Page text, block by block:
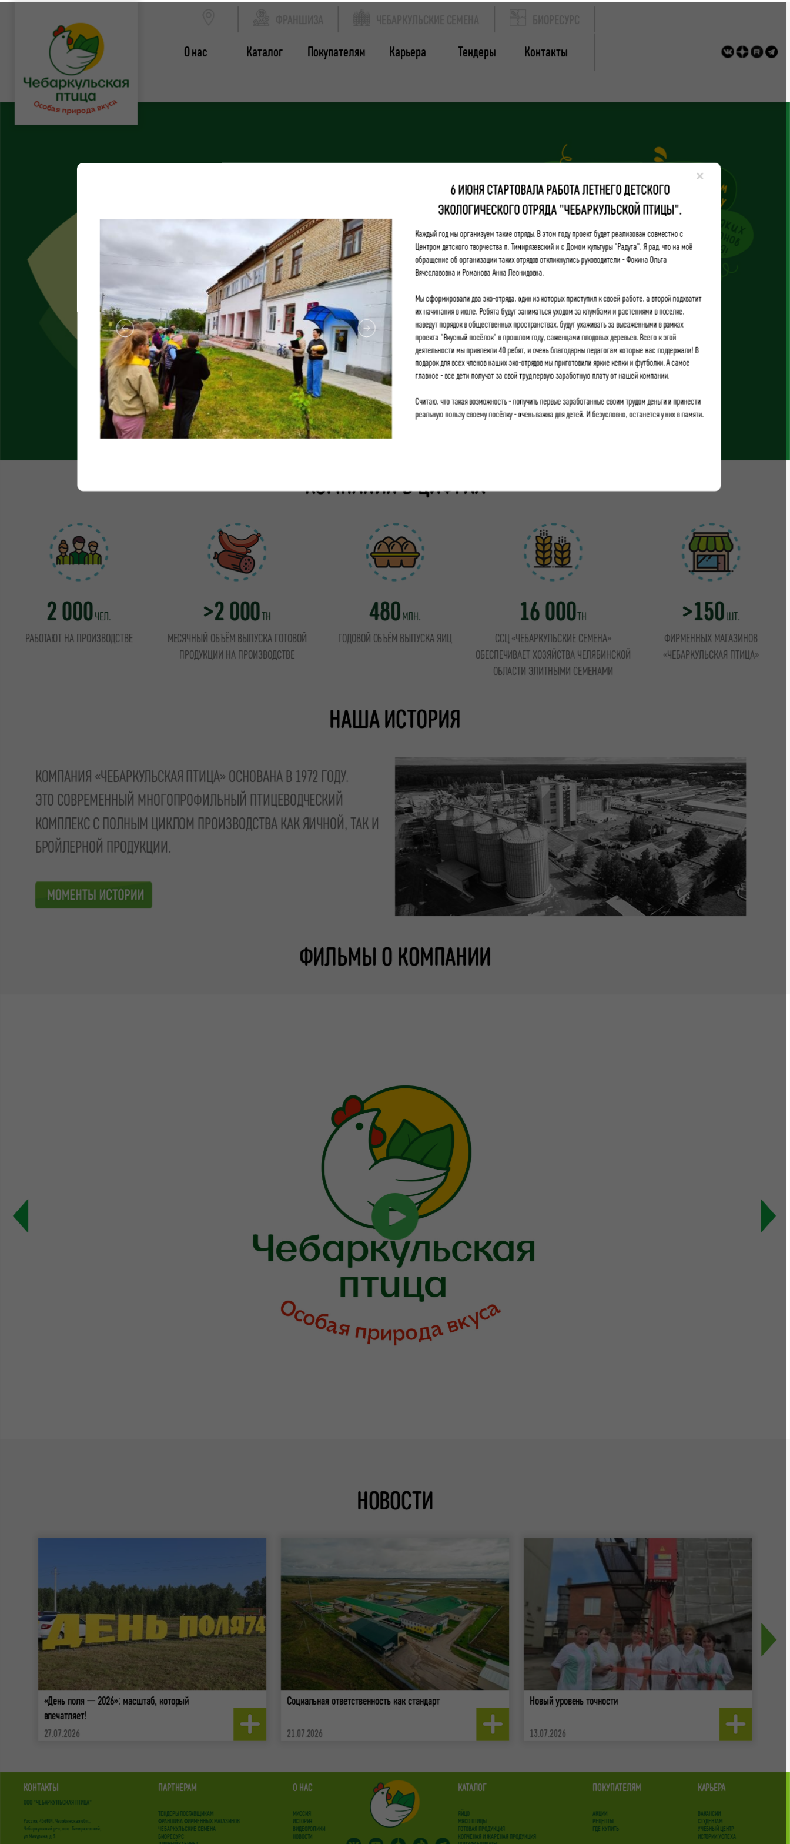
О нас Каталог Покупателям Карьера Тендеры Контакты
КОМПАНИЯ В ЦИФРАХ
2 000ЧЕЛ.
РАБОТАЮТ НА ПРОИЗВОДСТВЕ
>2 000ТН
МЕСЯЧНЫЙ ОБЪЁМ ВЫПУСКА ГОТОВОЙ
ПРОДУКЦИИ НА ПРОИЗВОДСТВЕ
480МЛН.
ГОДОВОЙ ОБЪЁМ ВЫПУСКА ЯИЦ
16 000ТН
ССЦ «ЧЕБАРКУЛЬСКИЕ СЕМЕНА»
ОБЕСПЕЧИВАЕТ ХОЗЯЙСТВА ЧЕЛЯБИНСКОЙ
ОБЛАСТИ ЭЛИТНЫМИ СЕМЕНАМИ
>150ШТ.
ФИРМЕННЫХ МАГАЗИНОВ
«ЧЕБАРКУЛЬСКАЯ ПТИЦА»
НАША ИСТОРИЯ
КОМПАНИЯ «ЧЕБАРКУЛЬСКАЯ ПТИЦА» ОСНОВАНА В 1972 ГОДУ.
ЭТО СОВРЕМЕННЫЙ МНОГОПРОФИЛЬНЫЙ ПТИЦЕВОДЧЕСКИЙ
КОМПЛЕКС С ПОЛНЫМ ЦИКЛОМ ПРОИЗВОДСТВА КАК ЯИЧНОЙ, ТАК И
БРОЙЛЕРНОЙ ПРОДУКЦИИ.
ФИЛЬМЫ О КОМПАНИИ
НОВОСТИ
«День поля — 2026»: масштаб, который
впечатляет!
27.07.2026
Социальная ответственность как стандарт
21.07.2026
Новый уровень точности
13.07.2026
×
6 ИЮНЯ СТАРТОВАЛА РАБОТА ЛЕТНЕГО ДЕТСКОГО
ЭКОЛОГИЧЕСКОГО ОТРЯДА "ЧЕБАРКУЛЬСКОЙ ПТИЦЫ".
Каждый год мы организуем такие отряды. В этом году проект будет реализован совместно с
Центром детского творчества п. Тимирязевский и с Домом культуры "Радуга". Я рад, что на моё
обращение об организации таких отрядов откликнулись руководители - Фокина Ольга
Вячеславовна и Романова Анна Леонидовна.
Мы сформировали два эко-отряда, один из которых приступил к своей работе, а второй подхватит
их начинания в июле. Ребята будут заниматься уходом за клумбами и растениями в поселке,
наведут порядок в общественных пространствах, будут ухаживать за высаженными в рамках
проекта "Вкусный посёлок" в прошлом году, саженцами плодовых деревьев. Всего к этой
деятельности мы привлекли 40 ребят, и очень благодарны педагогам которые нас поддержали! В
подарок для всех членов наших эко-отрядов мы приготовили яркие кепки и футболки. А самое
главное - все дети получат за свой труд первую заработную плату от нашей компании.
Считаю, что такая возможность - получить первые заработанные своим трудом деньги и принести
реальную пользу своему посёлку - очень важна для детей. И безусловно, останется у них в памяти.
КОНТАКТЫ ПАРТНЕРАМ О НАС КАТАЛОГ ПОКУПАТЕЛЯМ КАРЬЕРА
ООО "ЧЕБАРКУЛЬСКАЯ ПТИЦА"
Россия, 456404, Челябинская обл.,
Чебаркульский р-н, пос. Тимирязевский,
ул.Мичурина, д.3.
ТЕНДЕРЫ ПОСТАВЩИКАМ МИССИЯ ЯЙЦО АКЦИИ
ВАКАНСИИ
ФРАНШИЗА ФИРМЕННЫХ МАГАЗИНОВ
ИСТОРИЯ МЯСО ПТИЦЫ РЕЦЕПТЫ
СТУДЕНТАМ
ЧЕБАРКУЛЬСКИЕ СЕМЕНА
ВИДЕОРОЛИКИ ГОТОВАЯ ПРОДУКЦИЯ ГДЕ КУПИТЬ
УЧЕБНЫЙ ЦЕНТР
БИОРЕСУРС
НОВОСТИ КОПЧЕНАЯ И ЖАРЕНАЯ ПРОДУКЦИЯ
ИСТОРИИ УСПЕХА